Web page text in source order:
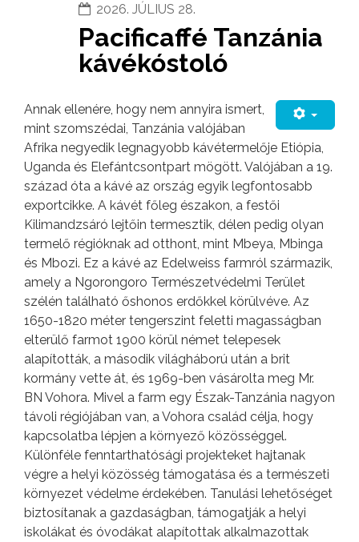
2026. JÚLIUS 28.
Pacificaffé Tanzánia
kávékóstoló
Annak ellenére, hogy nem annyira ismert,
mint szomszédai, Tanzánia valójában
Afrika negyedik legnagyobb kávétermelője Etiópia,
Uganda és Elefántcsontpart mögött. Valójában a 19.
század óta a kávé az ország egyik legfontosabb
exportcikke. A kávét főleg északon, a festői
Kilimandzsáró lejtőin termesztik, délen pedig olyan
termelő régióknak ad otthont, mint Mbeya, Mbinga
és Mbozi. Ez a kávé az Edelweiss farmról származik,
amely a Ngorongoro Természetvédelmi Terület
szélén található őshonos erdőkkel körülvéve. Az
1650-1820 méter tengerszint feletti magasságban
elterülő farmot 1900 körül német telepesek
alapították, a második világháború után a brit
kormány vette át, és 1969-ben vásárolta meg Mr.
BN Vohora. Mivel a farm egy Észak-Tanzánia nagyon
távoli régiójában van, a Vohora család célja, hogy
kapcsolatba lépjen a környező közösséggel.
Különféle fenntarthatósági projekteket hajtanak
végre a helyi közösség támogatása és a természeti
környezet védelme érdekében. Tanulási lehetőséget
biztosítanak a gazdaságban, támogatják a helyi
iskolákat és óvodákat alapítottak alkalmazottak